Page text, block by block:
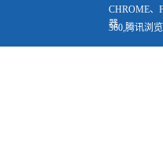
CHROME、
器
360,腾讯浏